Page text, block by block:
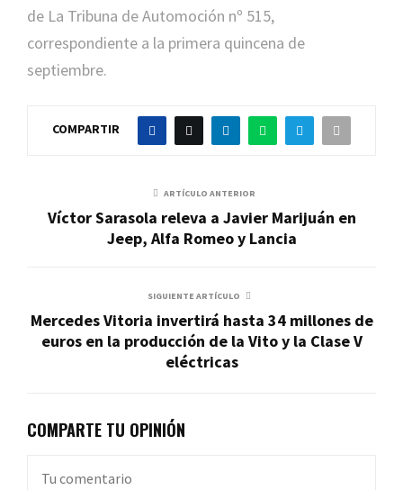
de La Tribuna de Automoción nº 515,
correspondiente a la primera quincena de
septiembre.
COMPARTIR
ARTÍCULO ANTERIOR
Víctor Sarasola releva a Javier Marijuán en
Jeep, Alfa Romeo y Lancia
SIGUIENTE ARTÍCULO
Mercedes Vitoria invertirá hasta 34 millones de
euros en la producción de la Vito y la Clase V
eléctricas
COMPARTE TU OPINIÓN